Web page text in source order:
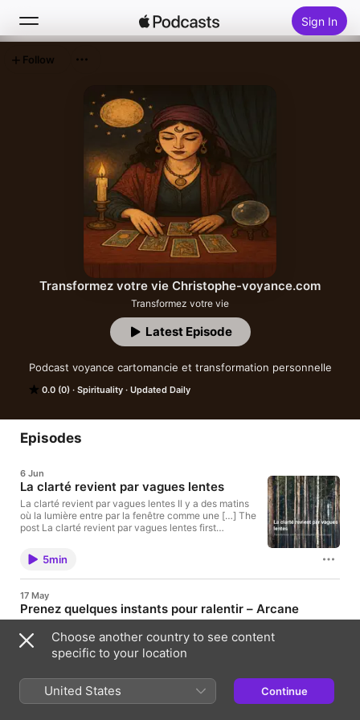
Sign In
Top Charts
Transformez votre vie Christophe-voyance.com
Transformez votre vie
0.0 (0) Spirituality Updated Daily
Podcast voyance cartomancie et transformation personnelle
Latest Episode
Follow
Episodes
6 Jun
La clarté revient par vagues lentes
La clarté revient par vagues lentes Il y a des matins
où la lumière entre par la fenêtre comme une […] The
post La clarté revient par vagues lentes first
5min
17 May
Prenez quelques instants pour ralentir – Arcane
l’hermite
Inspirez doucement. Et laissez simplement votre attention se
poser ici. Aujourd’hui, l’arcane qui nous accompagne est
instants pour ralentir – Arcane l’hermite first appeared on
Transformez votre vie.
3min
Choose another country to see content
specific to your location
United States Continue